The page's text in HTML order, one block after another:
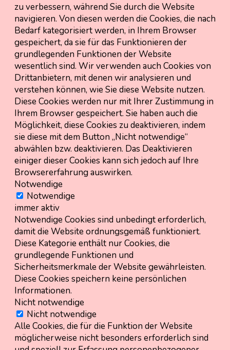
zu verbessern, während Sie durch die Website
navigieren. Von diesen werden die Cookies, die nach
Bedarf kategorisiert werden, in Ihrem Browser
gespeichert, da sie für das Funktionieren der
grundlegenden Funktionen der Website
wesentlich sind. Wir verwenden auch Cookies von
Drittanbietern, mit denen wir analysieren und
verstehen können, wie Sie diese Website nutzen.
Diese Cookies werden nur mit Ihrer Zustimmung in
Ihrem Browser gespeichert. Sie haben auch die
Möglichkeit, diese Cookies zu deaktivieren, indem
sie diese mit dem Button „Nicht notwendige“
abwählen bzw. deaktivieren. Das Deaktivieren
einiger dieser Cookies kann sich jedoch auf Ihre
Browsererfahrung auswirken.
Notwendige
Notwendige
immer aktiv
Notwendige Cookies sind unbedingt erforderlich,
damit die Website ordnungsgemäß funktioniert.
Diese Kategorie enthält nur Cookies, die
grundlegende Funktionen und
Sicherheitsmerkmale der Website gewährleisten.
Diese Cookies speichern keine persönlichen
Informationen.
Nicht notwendige
Nicht notwendige
Alle Cookies, die für die Funktion der Website
möglicherweise nicht besonders erforderlich sind